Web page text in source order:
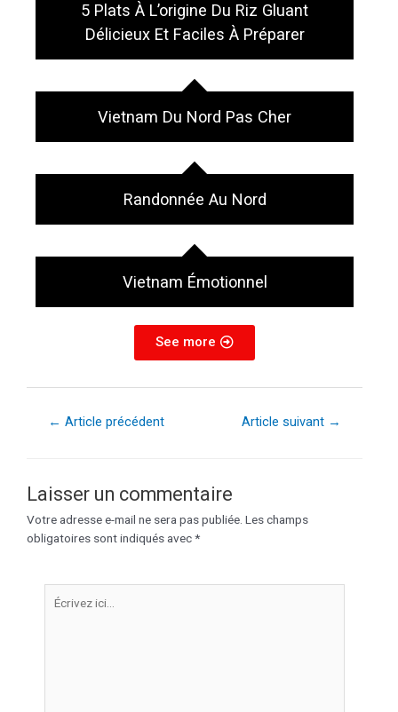
5 Plats À L’origine Du Riz Gluant
Délicieux Et Faciles À Préparer
Vietnam Du Nord Pas Cher
Randonnée Au Nord
Vietnam Émotionnel
See more
← Article précédent Article suivant →
Laisser un commentaire
Votre adresse e-mail ne sera pas publiée. Les champs
obligatoires sont indiqués avec*